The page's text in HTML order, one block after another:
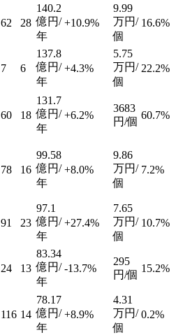
62 28
140.2
億円/
年
+10.9%
9.99
万円/
個
16.6%
7 6
137.8
億円/
年
+4.3%
5.75
万円/
個
22.2%
60 18
131.7
億円/
年
+6.2%
3683
円/個
60.7%
78 16
99.58
億円/
年
+8.0%
9.86
万円/
個
7.2%
91 23
97.1
億円/
年
+27.4%
7.65
万円/
個
10.7%
24 13
83.34
億円/
年
-13.7%
295
円/個
15.2%
116 14
78.17
億円/
年
+8.9%
4.31
万円/
個
0.2%